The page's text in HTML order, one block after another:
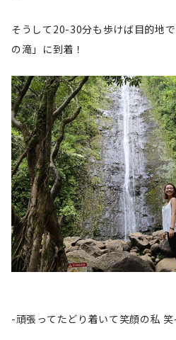
そうして20-30分も歩けば目的地
の滝」に到着！
-頑張ってたどり着いて笑顔の私